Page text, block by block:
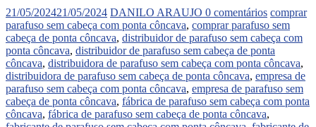
21/05/202421/05/2024 DANILO ARAUJO 0 comentários comprar
parafuso sem cabeça com ponta côncava, comprar parafuso sem
cabeça de ponta côncava, distribuidor de parafuso sem cabeça com
ponta côncava, distribuidor de parafuso sem cabeça de ponta
côncava, distribuidora de parafuso sem cabeça com ponta côncava,
distribuidora de parafuso sem cabeça de ponta côncava, empresa de
parafuso sem cabeça com ponta côncava, empresa de parafuso sem
cabeça de ponta côncava, fábrica de parafuso sem cabeça com ponta
côncava, fábrica de parafuso sem cabeça de ponta côncava,